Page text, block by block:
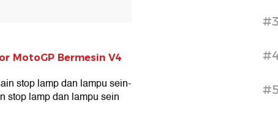
MotoGP Bermesin V4
stop lamp dan lampu sein-
stop lamp dan lampu sein
#3